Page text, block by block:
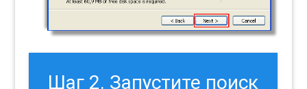
Шаг 2. Запустите поиск